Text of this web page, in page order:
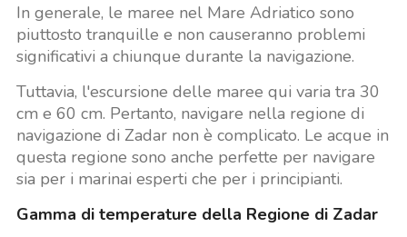
In generale, le maree nel Mare Adriatico sono
piuttosto tranquille e non causeranno problemi
significativi a chiunque durante la navigazione.
Tuttavia, l'escursione delle maree qui varia tra 30
cm e 60 cm. Pertanto, navigare nella regione di
navigazione di Zadar non è complicato. Le acque in
questa regione sono anche perfette per navigare
sia per i marinai esperti che per i principianti.
Gamma di temperature della Regione di Zadar